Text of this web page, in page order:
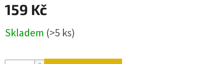
159 Kč
Skladem (>5 ks)